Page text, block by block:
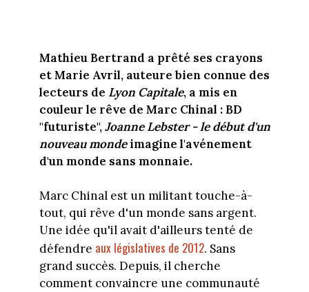
Mathieu Bertrand a prêté ses crayons
et Marie Avril, auteure bien connue des
lecteurs de Lyon Capitale, a mis en
couleur le rêve de Marc Chinal : BD
"futuriste",Joanne Lebster - le début d'un
nouveau mondeimagine l'avénement
d'un monde sans monnaie.
Marc Chinal est un militant touche-à-
tout, qui rêve d'un monde sans argent.
Une idée qu'il avait d'ailleurs tenté de
défendre aux législatives de 2012. Sans
grand succès. Depuis, il cherche
comment convaincre une communauté